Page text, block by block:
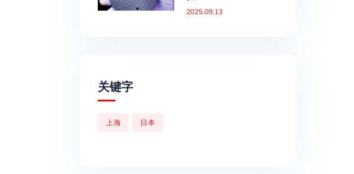
2025.09.13
关键字
上海 日本